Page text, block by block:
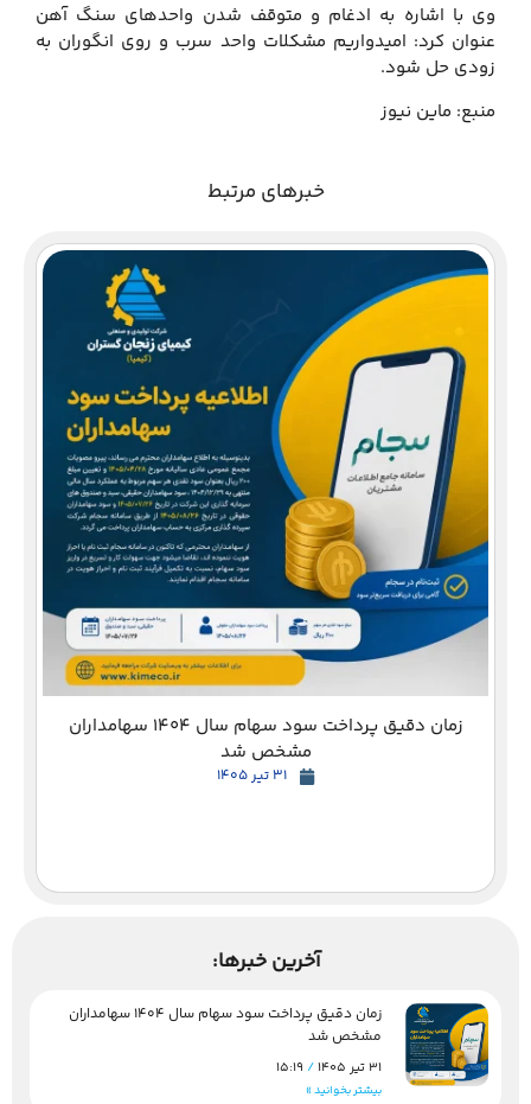
وی با اشاره به ادغام و متوقف شدن واحدهای سنگ آهن
عنوان کرد: امیدواریم مشکلات واحد سرب و روی انگوران به
زودی حل شود.
منبع: ماین نیوز
خبرهای مرتبط
زمان دقیق پرداخت سود سهام سال 1404 سهامداران
مشخص شد
31 تیر 1405
آخرین خبرها:
زمان دقیق پرداخت سود سهام سال 1404 سهامداران
مشخص شد
31 تیر 1405
بیشتر بخوانید »